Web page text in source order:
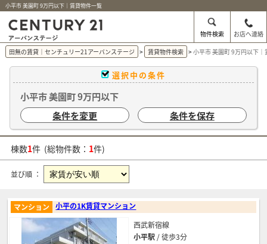
小平市 美園町 9万円以下｜賃貸物件一覧
物件検索
お店へ連絡
田無の賃貸｜センチュリー21アーバンステージ
賃貸物件検索 小平市 美園町 9万円以下｜
選択中の条件
小平市 美園町 9万円以下
条件を変更
条件を保存
棟数1件 (総物件数： 1件)
並び順 ：
小平の1K賃貸マンション
マンション
西武新宿線
小平駅 / 徒歩3分